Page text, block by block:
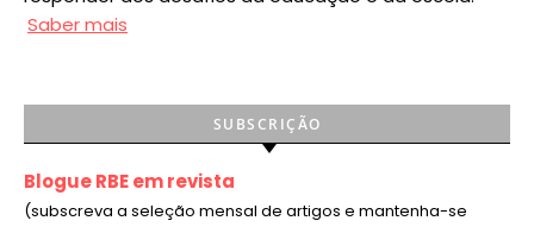
Saber mais
SUBSCRIÇÃO
Blogue RBE em revista
(subscreva a seleção mensal de artigos e mantenha-se